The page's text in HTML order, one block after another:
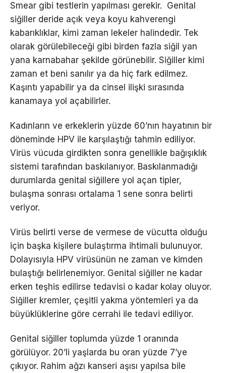
Smear gibi testlerin yapılması gerekir. Genital
siğiller deride açık veya koyu kahverengi
kabarıklıklar, kimi zaman lekeler halindedir. Tek
olarak görülebileceği gibi birden fazla siğil yan
yana karnabahar şekilde görünebilir. Siğiller kimi
zaman et beni sanılır ya da hiç fark edilmez.
Kaşıntı yapabilir ya da cinsel ilişki sırasında
kanamaya yol açabilirler.
Kadınların ve erkeklerin yüzde 60’nın hayatının bir
döneminde HPV ile karşılaştığı tahmin ediliyor.
Virüs vücuda girdikten sonra genellikle bağışıklık
sistemi tarafından baskılanıyor. Baskılanmadığı
durumlarda genital siğillere yol açan tipler,
bulaşma sonrası ortalama 1 sene sonra belirti
veriyor.
Virüs belirti verse de vermese de vücutta olduğu
için başka kişilere bulaştırma ihtimali bulunuyor.
Dolayısıyla HPV virüsünün ne zaman ve kimden
bulaştığı belirlenemiyor. Genital siğiller ne kadar
erken teşhis edilirse tedavisi o kadar kolay oluyor.
Siğiller kremler, çeşitli yakma yöntemleri ya da
büyüklüklerine göre cerrahi ile tedavi ediliyor.
Genital siğiller toplumda yüzde 1 oranında
görülüyor. 20’li yaşlarda bu oran yüzde 7’ye
çıkıyor. Rahim ağzı kanseri aşısı yapılsa bile